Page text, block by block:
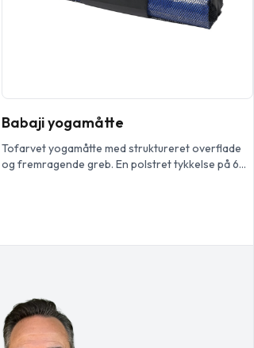
Babaji yogamåtte
Tofarvet yogamåtte med struktureret overflade
og fremragende greb. En polstret tykkelse på 6
yogablokken. Stort dekorationsområde på